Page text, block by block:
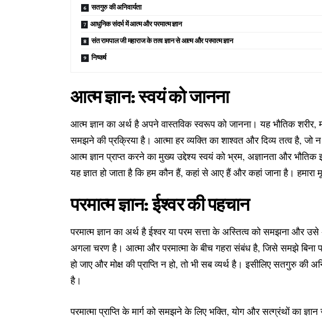
सतगुरु की अनिवार्यता
आधुनिक संदर्भ में आत्म और परमात्म ज्ञान
संत रामपाल जी महाराज के तत्व ज्ञान से आत्म और परमात्म ज्ञान
निष्कर्ष
आत्म ज्ञान: स्वयं को जानना
आत्म ज्ञान का अर्थ है अपने वास्तविक स्वरूप को जानना। यह भौतिक
समझने की प्रक्रिया है। आत्मा हर व्यक्ति का शाश्वत और दिव्य तत्व है, जो
आत्म ज्ञान प्राप्त करने का मुख्य उद्देश्य स्वयं को भ्रम, अज्ञानता और
यह ज्ञात हो जाता है कि हम कौन हैं, कहां से आए हैं और कहां जाना है। हमारा
परमात्म ज्ञान: ईश्वर की पहचान
परमात्म ज्ञान का अर्थ है ईश्वर या परम सत्ता के अस्तित्व को समझना और
अगला चरण है। आत्मा और परमात्मा के बीच गहरा संबंध है, जिसे समझे बिना
हो जाए और मोक्ष की प्राप्ति न हो, तो भी सब व्यर्थ है। इसीलिए सतगुरु की
है।
परमात्मा प्राप्ति के मार्ग को समझने के लिए भक्ति, योग और सत्ग्रंथों का